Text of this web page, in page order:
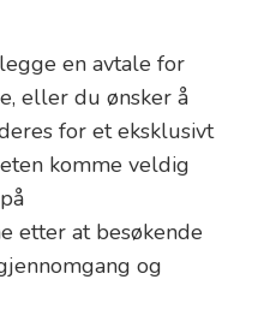
en avtale for
eller du ønsker å
for et eksklusivt
komme veldig
etter at besøkende
og